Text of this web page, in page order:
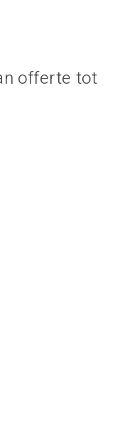
offerte tot